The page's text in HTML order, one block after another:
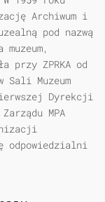
Archiwum i
pod nazwą
ZPRKA od
Muzeum
Dyrekcji
MPA
odpowiedzialni